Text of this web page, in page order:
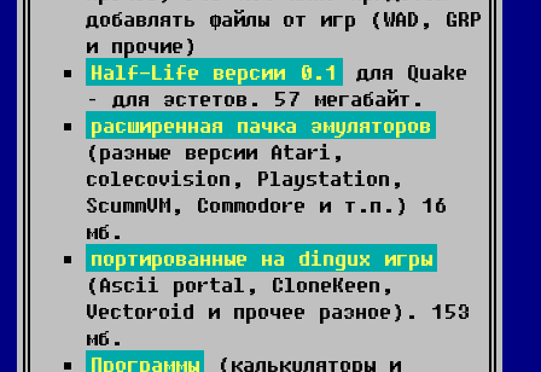
добавлять файлы от игр (WAD, GRP
и прочие)
Half-Life версии 0.1
для Quake
– для эстетов. 57 мегабайт.
расширенная пачка эмуляторов
(разные версии Atari,
colecovision, Playstation,
ScummVM, Commodore и т.п.) 16
мб.
портированные на dingux игры
(Ascii portal, CloneKeen,
Vectoroid и прочее разное). 153
мб.
Программы
(калькуляторы и